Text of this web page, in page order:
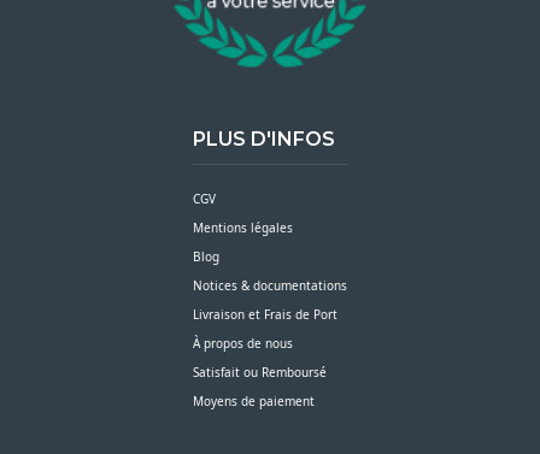
PLUS D'INFOS
CGV
Mentions légales
Blog
Notices & documentations
Livraison et Frais de Port
À propos de nous
Satisfait ou Remboursé
Moyens de paiement